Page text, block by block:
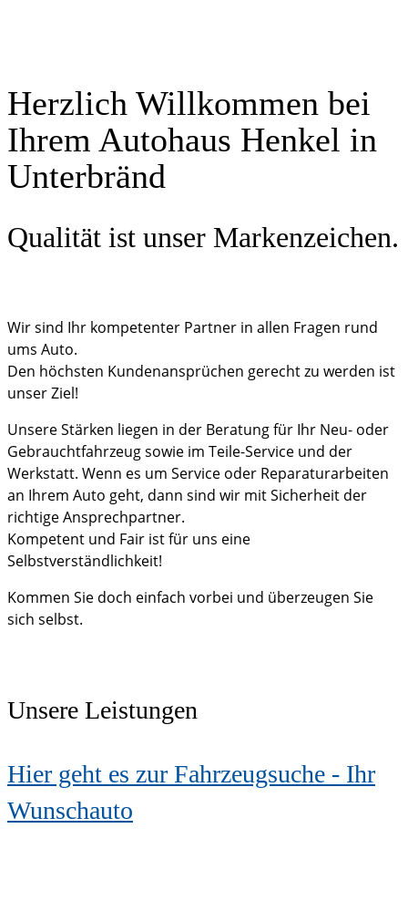
Herzlich Willkommen bei
Ihrem Autohaus Henkel in
Unterbränd
Qualität ist unser Markenzeichen.
Wir sind Ihr kompetenter Partner in allen Fragen rund
ums Auto.
Den höchsten Kundenansprüchen gerecht zu werden ist
unser Ziel!
Unsere Stärken liegen in der Beratung für Ihr Neu- oder
Gebrauchtfahrzeug sowie im Teile-Service und der
Werkstatt. Wenn es um Service oder Reparaturarbeiten
an Ihrem Auto geht, dann sind wir mit Sicherheit der
richtige Ansprechpartner.
Kompetent und Fair ist für uns eine
Selbstverständlichkeit!
Kommen Sie doch einfach vorbei und überzeugen Sie
sich selbst.
Unsere Leistungen
Hier geht es zur Fahrzeugsuche - Ihr
Wunschauto